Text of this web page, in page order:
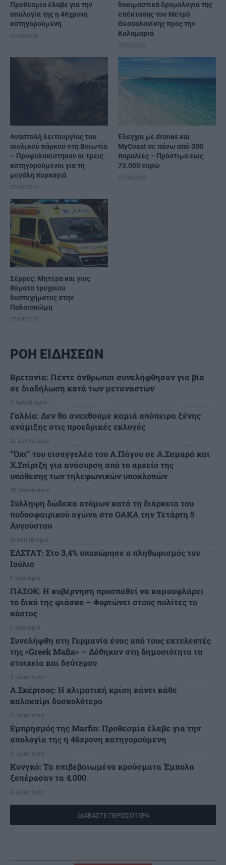
Προθεσμία έλαβε για την
απολογία της η 46χρονη
κατηγορούμενη
07/08/2026
δοκιμαστικά δρομολόγια της
επέκτασης του Μετρό
Θεσσαλονίκης προς την
Καλαμαριά
07/08/2026
Αναστολή λειτουργίας του
αιολικού πάρκου στη Βοιωτία
– Προφυλακίστηκαν οι τρεις
κατηγορούμενοι για τη
μεγάλη πυρκαγιά
07/08/2026
Έλεγχοι με drones και
MyCoast σε πάνω από 300
παραλίες – Πρόστιμα έως
73.000 ευρώ
07/08/2026
Σέρρες: Μητέρα και γιος
θύματα τροχαίου
δυστυχήματος στην
Παλαιοκώμη
07/08/2026
ΡΟΗ ΕΙΔΗΣΕΩΝ
Βρετανία: Πέντε άνθρωποι συνελήφθησαν για βία
σε διαδήλωση κατά των μεταναστών
7 λεπτά πριν
Γαλλία: Δεν θα ανεχθούμε καμιά απόπειρα ξένης
ανάμιξης στις προεδρικές εκλογές
21 λεπτά πριν
“Όχι” του εισαγγελέα του Α.Πάγου σε Α.Σαμαρά και
Χ.Σπίρτζη για ανάσυρση από το αρχείο της
υπόθεσης των τηλεφωνικών υποκλοπών
36 λεπτά πριν
Σύλληψη δώδεκα ατόμων κατά τη διάρκεια του
ποδοσφαιρικού αγώνα στο ΟΑΚΑ την Τετάρτη 5
Αυγούστου
51 λεπτά πριν
ΕΛΣΤΑΤ: Στο 3,4% υποχώρησε ο πληθωρισμός τον
Ιούλιο
1 ώρα πριν
ΠΑΣΟΚ: Η κυβέρνηση προσπαθεί να καμουφλάρει
το δικό της φιάσκο – Φορτώνει στους πολίτες το
κόστος
1 ώρα πριν
Συνελήφθη στη Γερμανία ένας από τους εκτελεστές
της «Greek Mafia» – Δόθηκαν στη δημοσιότητα τα
στοιχεία και δεύτερου
2 ώρες πριν
A.Σκέρτσος: Η κλιματική κρίση κάνει κάθε
καλοκαίρι δυσκολότερο
2 ώρες πριν
Εμπρησμός της Marfin: Προθεσμία έλαβε για την
απολογία της η 46χρονη κατηγορούμενη
2 ώρες πριν
Κονγκό: Τα επιβεβαιωμένα κρούσματα Έμπολα
ξεπέρασαν τα 4.000
2 ώρες πριν
ΔΙΑΒΑΣΤΕ ΠΕΡΙΣΣΟΤΕΡΑ